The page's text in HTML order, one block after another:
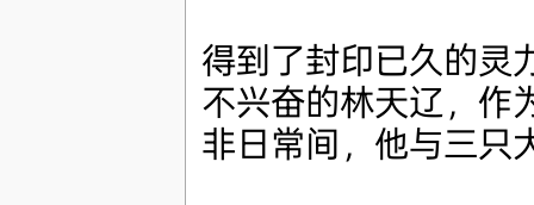
得到了封印已久的灵
不兴奋的林天辽，作
非日常间，他与三只